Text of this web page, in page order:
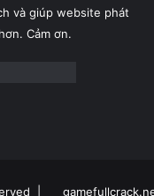
và giúp website phát
Cảm ơn.
|